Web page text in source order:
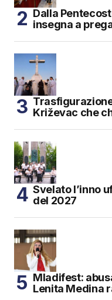
Dalla
insegna a
Križevac che
Svelato l’inno
del 2027
Mladifest:
Lenita Medina